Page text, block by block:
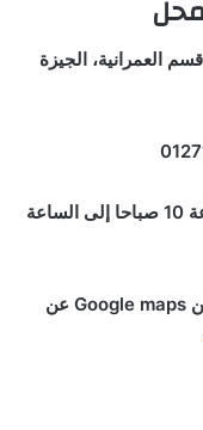
العمرانية، الجيزة
أوقات العمل : جميع أيام الأسبوع من الساعة 10 صباحا إلى الساعة
اللوكيشن : يمكن الوصول إلى المكان من Google maps عن